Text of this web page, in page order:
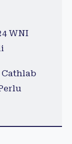
WNI
Cathlab